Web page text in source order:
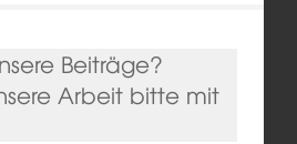
Beiträge?
Arbeit bitte mit